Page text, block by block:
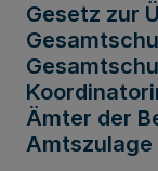
Gesetz zur
Ämter der
Amtszulage